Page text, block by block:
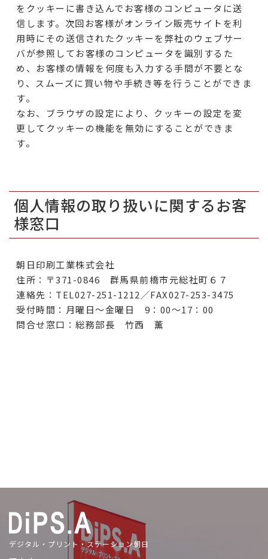
をクッキーに書き込んでお客様のコンピュータに送
信します。次回お客様がオンライン販売サイトを利
用時にその送信されたクッキーを弊社のウェブサー
バが参照してお客様のコンピュータを識別するた
め、お客様の情報を何度も入力する手間が不要とな
り、スムーズに買い物や手続き等を行うことができま
す。
なお、ブラウザの設定により、クッキーの設定を変
更してクッキーの機能を無効にすることができま
す。
個人情報の取り扱いに関するお客
様窓口
朝日印刷工業株式会社
住所：〒371-0846 群馬県前橋市元総社町６７
連絡先：TEL027-251-1212／FAX027-253-3475
受付時間：月曜日～金曜日 9：00～17：00
問合せ窓口：総務部長 竹西 薫
デジタル・プリント・ステーション朝日